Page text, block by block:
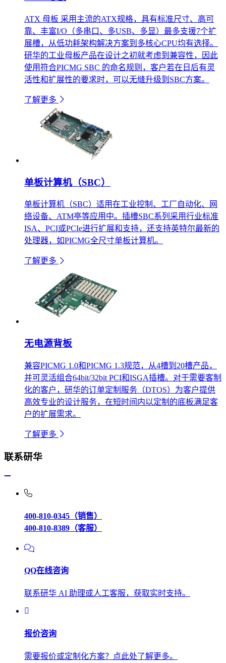
ATX 母板 采用主流的ATX规格，具有标准尺寸、高可
靠、丰富I/O（多串口、多USB、多显）最多支援7个扩
展槽，从低功耗架构解决方案到多核心CPU均有选择。
研华的工业母板产品在设计之初就考虑到兼容性，因此
使用符合PICMG SBC 的命名规则，客户若在日后有灵
活性和扩展性的要求时，可以无缝升级到SBC方案。
了解更多
单板计算机（SBC）
单板计算机（SBC）适用在工业控制、工厂自动化、网
络设备、ATM亭等应用中。插槽SBC系列采用行业标准
ISA、PCI或PCIe进行扩展和支持，还支持英特尔最新的
处理器，如PICMG全尺寸单板计算机。
了解更多
无电源背板
兼容PICMG 1.0和PICMG 1.3规范，从4槽到20槽产品，
并可灵活组合64bit/32bit PCI和ISGA插槽。对于需要客制
化的客户，研华的订单定制服务（DTOS）为客户提供
高效专业的设计服务，在短时间内以定制的底板满足客
户的扩展需求。
了解更多
联系研华
400-810-0345（销售）
400-810-8389（客服）
QQ在线咨询
联系研华 AI 助理或人工客服，获取实时支持。
报价咨询
需要报价或定制化方案？点此处了解更多。